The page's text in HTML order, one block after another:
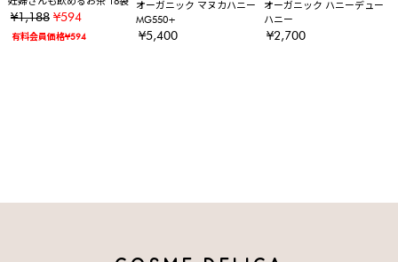
¥1,188 ¥594
有料会員価格¥594
オーガニック マヌカハニー
MG550+
¥5,400
オーガニック ハニーデュー
ハニー
¥2,700